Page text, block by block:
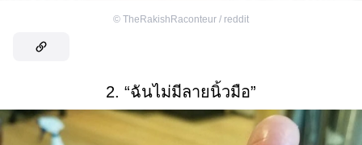
© TheRakishRaconteur / reddit
2. “ฉันไม่มีลายนิ้วมือ”